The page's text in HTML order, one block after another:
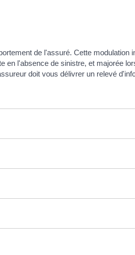
de l'assuré. Cette modulation
l'absence de sinistre, et majorée
doit vous délivrer un relevé